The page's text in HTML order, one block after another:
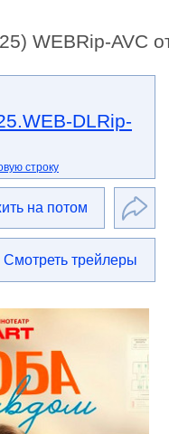
WEBRip-AVC
DLRip-
строку
на потом
Смотреть трейлеры